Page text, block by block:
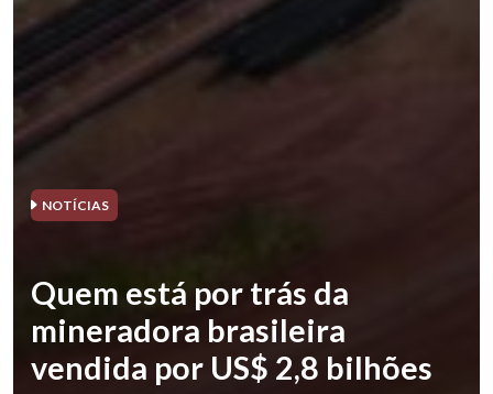
NOTÍCIAS
Quem está por trás da
mineradora brasileira
vendida por US$ 2,8 bilhões